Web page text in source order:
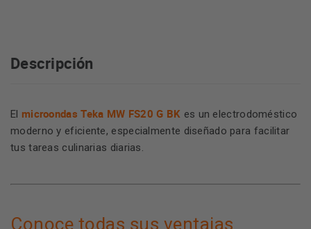
Descripción
El microondas Teka MW FS20 G BK es un electrodoméstico
moderno y eficiente, especialmente diseñado para facilitar
tus tareas culinarias diarias.
Conoce todas sus ventajas